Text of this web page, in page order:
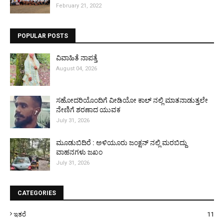
February 21, 2022
POPULAR POSTS
ವಿವಾಹಿತೆ ನಾಪತ್ತೆ
August 04, 2026
ಸಹೋದರಿಯೊಂದಿಗೆ ವೀಡಿಯೋ ಕಾಲ್ ನಲ್ಲಿ ಮಾತನಾಡುತ್ತಲೇ
ನೇಣಿಗೆ ಶರಣಾದ ಯುವಕ
July 31, 2026
ಮೂಡುಬಿದಿರೆ : ಅಳಿಯೂರು ಜಂಕ್ಷನ್ ನಲ್ಲಿ ಮರಬಿದ್ದು
ವಾಹನಗಳು ಜಖಂ
July 31, 2026
CATEGORIES
ಇತರೆ 11